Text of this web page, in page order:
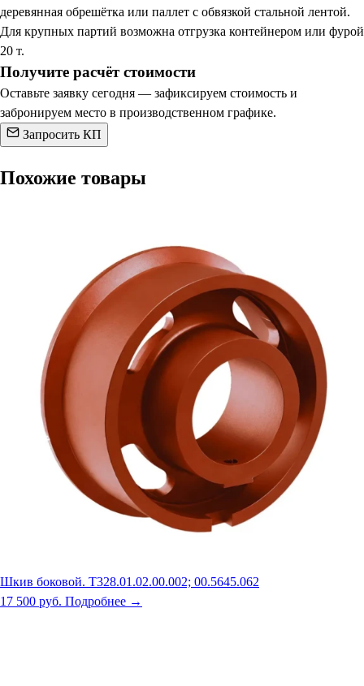
деревянная обрешётка или паллет с обвязкой стальной лентой.
Для крупных партий возможна отгрузка контейнером или фурой
20 т.
Получите расчёт стоимости
Оставьте заявку сегодня — зафиксируем стоимость и
забронируем место в производственном графике.
Запросить КП
Похожие товары
Шкив боковой. Т328.01.02.00.002; 00.5645.062
17 500 руб. Подробнее →